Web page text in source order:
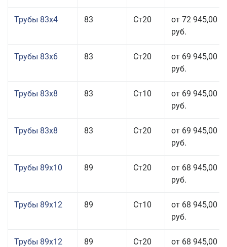
Трубы 83x4 83 Ст20
от 72 945,00
руб.
Трубы 83x6 83 Ст20
от 69 945,00
руб.
Трубы 83x8 83 Ст10
от 69 945,00
руб.
Трубы 83x8 83 Ст20
от 69 945,00
руб.
Трубы 89x10 89 Ст20
от 68 945,00
руб.
Трубы 89x12 89 Ст10
от 68 945,00
руб.
Трубы 89x12 89 Ст20
от 68 945,00